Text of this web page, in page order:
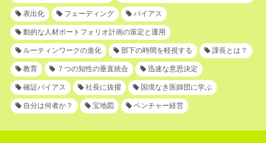
表出化 フェーディング バイアス
動的な人材ポートフォリオ計画の策定と運用
ルーティンワークの進化 部下の時間を軽視する 課長とは？
教育 ７つの知性の垂直統合 迅速な意思決定
確証バイアス 社長に抜擢 国境なき医師団に学ぶ
自分は何者か？ 宝地図 ベンチャー経営